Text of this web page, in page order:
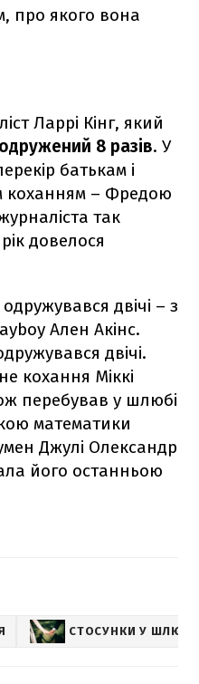
про якого вона
Ларрі Кінг, який
8 разів. У
батькам і
коханням – Фредою
так
довелося
одружувався двічі – з
Ален Акінс.
двічі.
кохання Міккі
перебував у шлюбі
математики
Джулі Олександр
його останньою
СТОСУНКИ У ШЛЮБІ